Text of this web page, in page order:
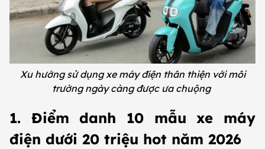
Xu hướng sử dụng xe máy điện thân thiện với môi
trường ngày càng được ưa chuộng
1. Điểm danh 10 mẫu xe máy
điện dưới 20 triệu hot năm 2026